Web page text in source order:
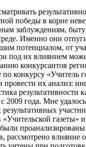
победы в корне
заблуждениям,
Именно они
потенциалом, от
под их влиянием
конкурсантов
конкурсу «Учитель
провести их анализ:
результативности
с 2009 года. Мне
результативных
газеты» и
рассмотрено влияние